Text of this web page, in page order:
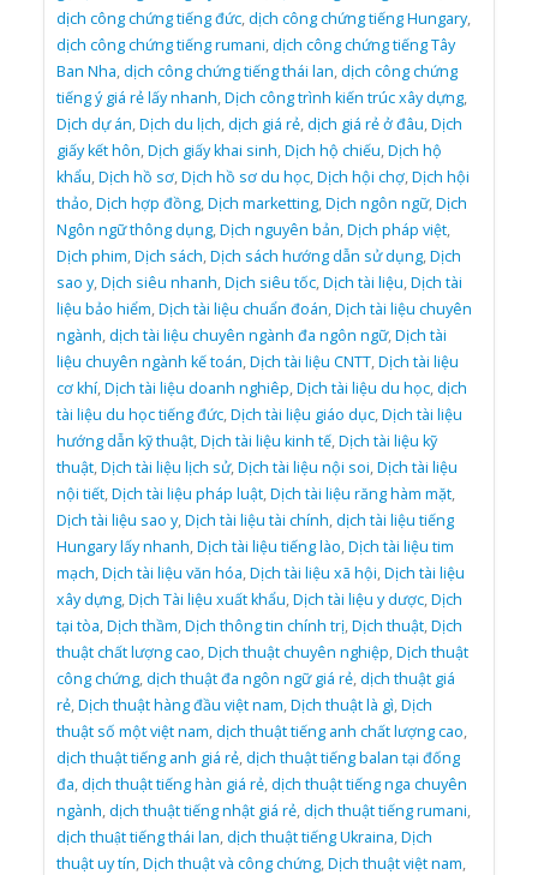
dịch công chứng tiếng đức,dịch công chứng tiếng Hungary,
dịch công chứng tiếng rumani,dịch công chứng tiếng Tây
Ban Nha,dịch công chứng tiếng thái lan,dịch công chứng
tiếng ý giá rẻ lấy nhanh,Dịch công trình kiến trúc xây dựng,
Dịch dự án,Dịch du lịch,dịch giá rẻ,dịch giá rẻ ở đâu,Dịch
giấy kết hôn,Dịch giấy khai sinh,Dịch hộ chiếu,Dịch hộ
khẩu,Dịch hồ sơ,Dịch hồ sơ du học,Dịch hội chợ,Dịch hội
thảo,Dịch hợp đồng,Dịch marketting,Dịch ngôn ngữ,Dịch
Ngôn ngữ thông dụng,Dịch nguyên bản,Dịch pháp việt,
Dịch phim,Dịch sách,Dịch sách hướng dẫn sử dụng,Dịch
sao y,Dịch siêu nhanh,Dịch siêu tốc,Dịch tài liệu,Dịch tài
liệu bảo hiểm,Dịch tài liệu chuẩn đoán,Dịch tài liệu chuyên
ngành,dịch tài liệu chuyên ngành đa ngôn ngữ,Dịch tài
liệu chuyên ngành kế toán,Dịch tài liệu CNTT,Dịch tài liệu
cơ khí,Dịch tài liệu doanh nghiêp,Dịch tài liệu du học,dịch
tài liệu du học tiếng đức,Dịch tài liệu giáo dục,Dịch tài liệu
hướng dẫn kỹ thuật,Dịch tài liệu kinh tế,Dịch tài liệu kỹ
thuật,Dịch tài liệu lịch sử,Dịch tài liệu nội soi,Dịch tài liệu
nội tiết,Dịch tài liệu pháp luật,Dịch tài liệu răng hàm mặt,
Dịch tài liệu sao y,Dịch tài liệu tài chính,dịch tài liệu tiếng
Hungary lấy nhanh,Dịch tài liệu tiếng lào,Dịch tài liệu tim
mạch,Dịch tài liệu văn hóa,Dịch tài liệu xã hội,Dịch tài liệu
xây dựng,Dịch Tài liệu xuất khẩu,Dịch tài liệu y dược,Dịch
tại tòa,Dịch thầm,Dịch thông tin chính trị,Dịch thuật,Dịch
thuật chất lượng cao,Dịch thuật chuyên nghiệp,Dịch thuật
công chứng,dịch thuật đa ngôn ngữ giá rẻ,dịch thuật giá
rẻ,Dịch thuật hàng đầu việt nam,Dịch thuật là gì,Dịch
thuật số một việt nam,dịch thuật tiếng anh chất lượng cao,
dịch thuật tiếng anh giá rẻ,dịch thuật tiếng balan tại đống
đa,dịch thuật tiếng hàn giá rẻ,dịch thuật tiếng nga chuyên
ngành,dịch thuật tiếng nhật giá rẻ,dịch thuật tiếng rumani,
dịch thuật tiếng thái lan,dịch thuật tiếng Ukraina,Dịch
thuật uy tín,Dịch thuật và công chứng,Dịch thuật việt nam,